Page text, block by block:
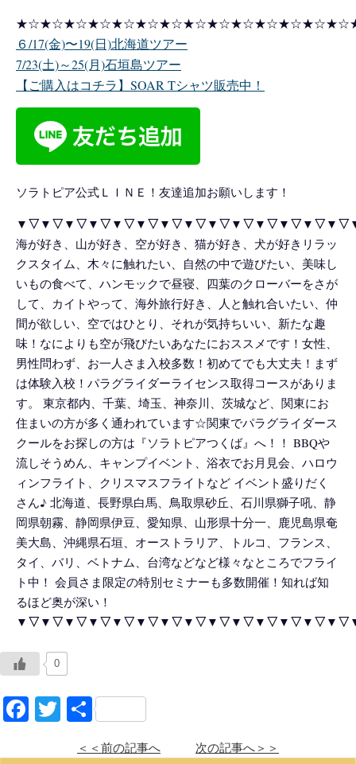
６/17(金)〜19(日)北海道ツアー
7/23(土)～25(月)石垣島ツアー
【ご購入はコチラ】SOAR Tシャツ販売中！
ソラトピア公式ＬＩＮＥ！友達追加お願いします！
海が好き、山が好き、空が好き、猫が好き、犬が好きリラッ
クスタイム、木々に触れたい、自然の中で遊びたい、美味し
いもの食べて、ハンモックで昼寝、四葉のクローバーをさが
して、カイトやって、海外旅行好き、人と触れ合いたい、仲
間が欲しい、空ではひとり、それが気持ちいい、新たな趣
味！なによりも空が飛びたいあなたにおススメです！女性、
男性問わず、お一人さま入校多数！初めてでも大丈夫！まず
は体験入校！パラグライダーライセンス取得コースがありま
す。 東京都内、千葉、埼玉、神奈川、茨城など、関東にお
住まいの方が多く通われています☆関東でパラグライダース
クールをお探しの方は『ソラトピアつくば』へ！！ BBQや
流しそうめん、キャンプイベント、浴衣でお月見会、ハロウ
ィンフライト、クリスマスフライトなど イベント盛りだく
さん♪ 北海道、長野県白馬、鳥取県砂丘、石川県獅子吼、静
岡県朝霧、静岡県伊豆、愛知県、山形県十分一、鹿児島県奄
美大島、沖縄県石垣、オーストラリア、トルコ、フランス、
タイ、バリ、ベトナム、台湾などなど様々なところでフライ
ト中！ 会員さま限定の特別セミナーも多数開催！知れば知
るほど奥が深い！
0
Facebook
Twitter
共
有
＜＜前の記事へ 次の記事へ＞＞